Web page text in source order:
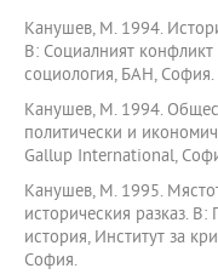
Канушев, М. 1994.
В: Социалният
социология, БАН, София.
Канушев, М. 1994.
политически и
Gallup International,
Канушев, М. 1995.
историческия разказ. В:
история, Институт за
София.